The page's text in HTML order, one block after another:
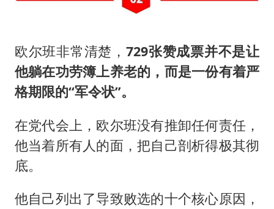
欧尔班非常清楚， 729张赞成票并不是让
他躺在功劳簿上养老的，而是一份有着严
格期限的“军令状”。
在党代会上，欧尔班没有推卸任何责任，
他当着所有人的面，把自己剖析得极其彻
底。
他自己列出了导致败选的十个核心原因，